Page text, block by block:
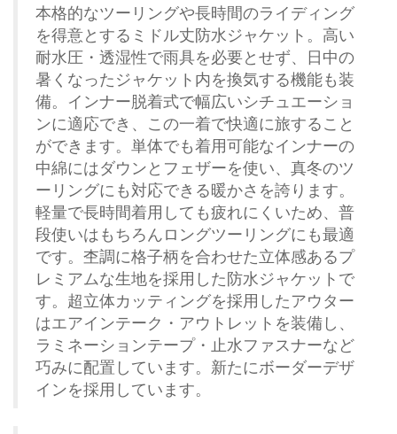
本格的なツーリングや長時間のライディング
を得意とするミドル丈防水ジャケット。高い
耐水圧・透湿性で雨具を必要とせず、日中の
暑くなったジャケット内を換気する機能も装
備。インナー脱着式で幅広いシチュエーショ
ンに適応でき、この一着で快適に旅すること
ができます。単体でも着用可能なインナーの
中綿にはダウンとフェザーを使い、真冬のツ
ーリングにも対応できる暖かさを誇ります。
軽量で長時間着用しても疲れにくいため、普
段使いはもちろんロングツーリングにも最適
です。杢調に格子柄を合わせた立体感あるプ
レミアムな生地を採用した防水ジャケットで
す。超立体カッティングを採用したアウター
はエアインテーク・アウトレットを装備し、
ラミネーションテープ・止水ファスナーなど
巧みに配置しています。新たにボーダーデザ
インを採用しています。